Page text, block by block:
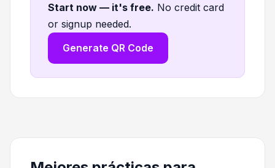
Start now — it's free. No credit card
or signup needed.
Generate QR Code